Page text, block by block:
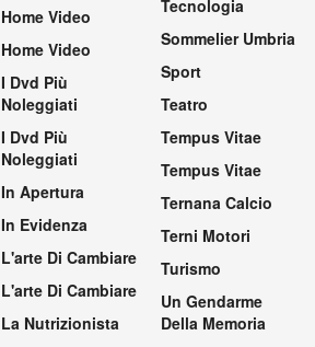
Home Video
Home Video
I Dvd Più
Noleggiati
I Dvd Più
Noleggiati
In Apertura
In Evidenza
L'arte Di Cambiare
L'arte Di Cambiare
La Nutrizionista
Tecnologia
Sommelier Umbria
Sport
Teatro
Tempus Vitae
Tempus Vitae
Ternana Calcio
Terni Motori
Turismo
Un Gendarme
Della Memoria